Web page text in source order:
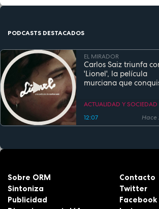
PODCASTS DESTACADOS
EL MIRADOR
Carlos Saiz triunfa
'Lionel', la película
murciana que
estreno
ACTUALIDAD Y SOCIEDAD
12:07
Hace
Sobre ORM
Sintoniza
Publicidad
Contacto
Twitter
Facebook